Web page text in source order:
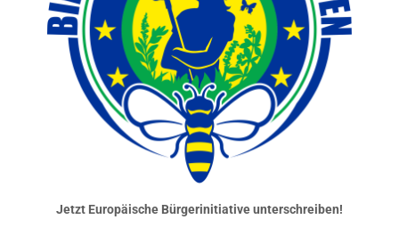
Jetzt Europäische Bürgerinitiative unterschreiben!